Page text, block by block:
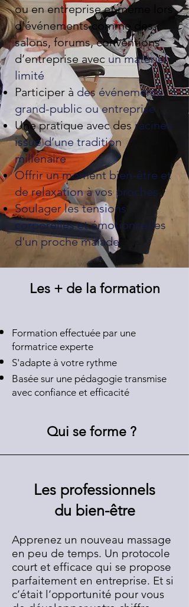
ou en entreprise et même lors
d’événements comme des
salons, forums, conventions
d’entreprise avec un matériel
limité
Participer à des événements
grand-public ou entreprise
Une pratique avec desracines
issue d’une tradition
millénaire
Offrir un moment bien-être et
de relaxation à vos proches
Soulager les tensions
corporelles et émotionnelles
d'un proche malade
Les + de la formation
Formation effectuée par une
formatrice experte
S'adapte à votre rythme
Basée sur une pédagogie transmise
avec confiance et efficacité
Qui se forme ?
Les professionnels
du bien-être
Apprenez un nouveau massage
en peu de temps. Un protocole
court et efficace qui se propose
parfaitement en entreprise. Et si
c’était l’opportunité pour vous